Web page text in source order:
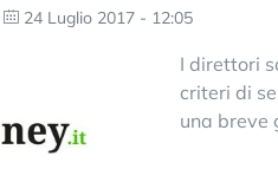
24 Luglio 2017 - 12:05
I direttori
criteri di
una breve